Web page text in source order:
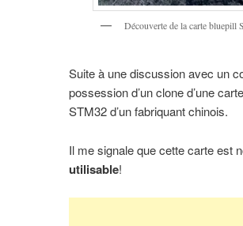
Découverte de la carte
Suite à une discussion avec un
possession d’un clone d’une carte
STM32 d’un fabriquant chinois.
Il me signale que cette carte est
utilisable!